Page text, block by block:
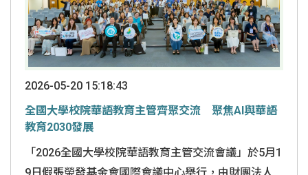
2026-05-20 15:18:43
全國大學校院華語教育主管齊聚交流 聚焦AI與華語
教育2030發展
「2026全國大學校院華語教育主管交流會議」於5月1